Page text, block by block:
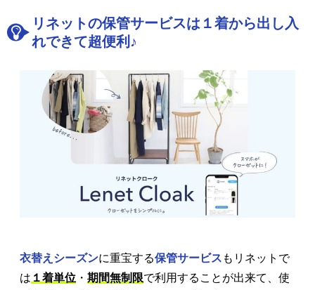
リネットの保管サービスは１着から出し入
れできて超便利♪
衣替えシーズンに重宝する保管サービス もリネットで
は １着単位 ・ 期間無制限で利用することが出来て、使